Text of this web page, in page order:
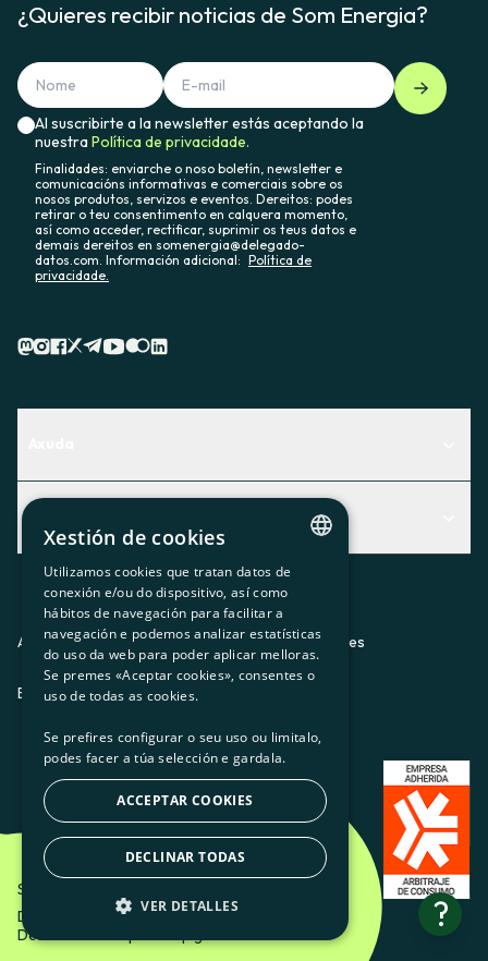
¿Quieres recibir noticias de Som Energia?
Al suscribirte a la newsletter estás aceptando la
nuestraPolítica de privacidade.
Finalidades: enviarche o noso boletín, newsletter e
comunicacións informativas e comerciais sobre os
nosos produtos, servizos e eventos. Dereitos: podes
retirar o teu consentimento en calquera momento,
así como acceder, rectificar, suprimir os teus datos e
demais dereitos en somenergia@delegado-
datos.com. Información adicional: Política de
privacidade.
Descubre qué servicio te encaja mejor
Contacto
Actualidad
O recuncho da socia
Prensa
Trabaja con nosotros
Aviso legalPolítica de privacidadPolítica de cookies
ES CAGLEU
Som Energia SCCL - 2026
Diseño creativo de Etéreo Design.
Desarrollo web por Utopig Studio
?
CATALAN
SPANISH
GL
Xestión de cookies
Utilizamos cookies que tratan datos de
conexión e/ou do dispositivo, así como
hábitos de navegación para facilitar a
navegación e podemos analizar estatísticas
do uso da web para poder aplicar melloras.
Se premes «Aceptar cookies», consentes o
uso de todas as cookies.
Se prefires configurar o seu uso ou limitalo,
podes facer a túa selección e gardala.
ACCEPTAR COOKIES
DECLINAR TODAS
VER DETALLES
BÁSICAS